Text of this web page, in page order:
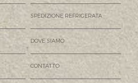
SPEDIZIONE REFRIGERATA
DOVE SIAMO
CONTATTO